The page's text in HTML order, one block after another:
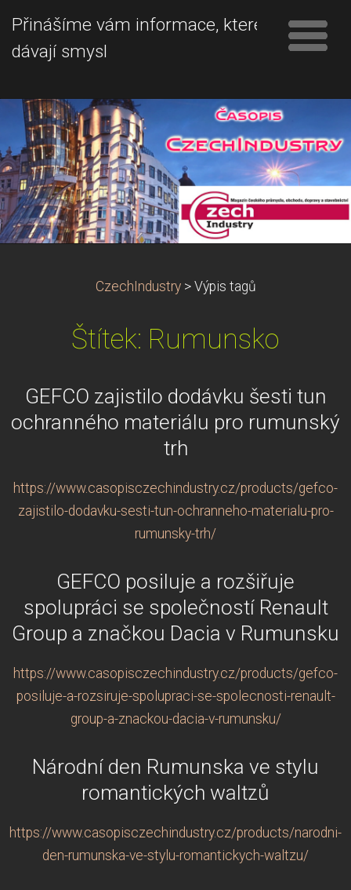
Přinášíme vám informace, které
dávají smysl
CzechIndustry > Výpis tagů
Štítek: Rumunsko
GEFCO zajistilo dodávku šesti tun
ochranného materiálu pro rumunský
trh
https://www.casopisczechindustry.cz/products/gefco-
zajistilo-dodavku-sesti-tun-ochranneho-materialu-pro-
rumunsky-trh/
GEFCO posiluje a rozšiřuje
spolupráci se společností Renault
Group a značkou Dacia v Rumunsku
https://www.casopisczechindustry.cz/products/gefco-
posiluje-a-rozsiruje-spolupraci-se-spolecnosti-renault-
group-a-znackou-dacia-v-rumunsku/
Národní den Rumunska ve stylu
romantických waltzů
https://www.casopisczechindustry.cz/products/narodni-
den-rumunska-ve-stylu-romantickych-waltzu/